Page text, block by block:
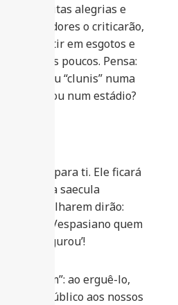
te muitas alegrias e
senadores o criticarão,
investir em esgotos e
a esses poucos. Pensa:
pousar seu “clunis” numa
escola ou num estádio?
para ti. Ele ficará
por “omnia saecula
que o olharem dirão:
Foi Vespasiano quem
o inaugurou’!
ao erguê-lo,
público aos nossos